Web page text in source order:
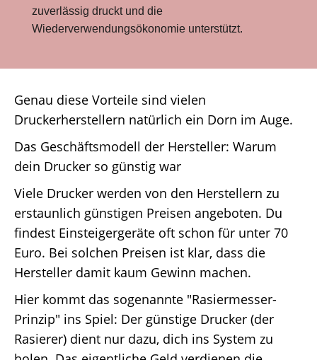
zuverlässig druckt und die
Wiederverwendungsökonomie unterstützt.
Genau diese Vorteile sind vielen
Druckerherstellern natürlich ein Dorn im Auge.
Das Geschäftsmodell der Hersteller: Warum
dein Drucker so günstig war
Viele Drucker werden von den Herstellern zu
erstaunlich günstigen Preisen angeboten. Du
findest Einsteigergeräte oft schon für unter 70
Euro. Bei solchen Preisen ist klar, dass die
Hersteller damit kaum Gewinn machen.
Hier kommt das sogenannte "Rasiermesser-
Prinzip" ins Spiel: Der günstige Drucker (der
Rasierer) dient nur dazu, dich ins System zu